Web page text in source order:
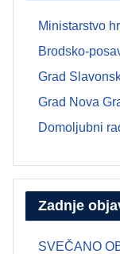
Ministarstvo
Brodsko-
Grad
Grad Nova
Domoljubni
Zadnje
SVEČANO